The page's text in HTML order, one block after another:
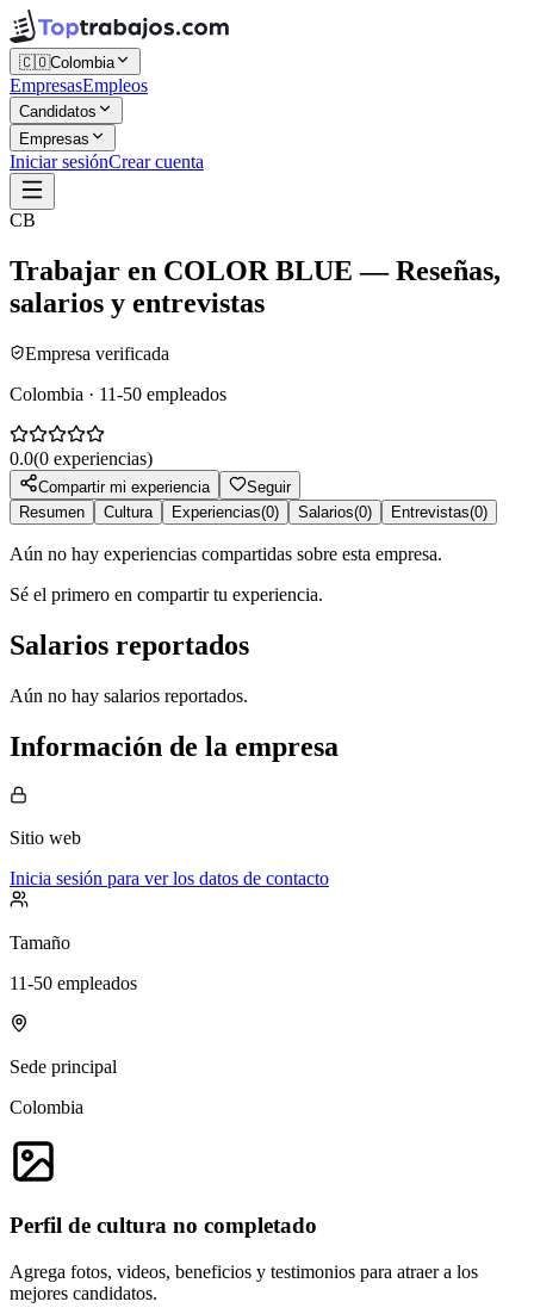
🇨🇴Colombia
EmpresasEmpleos
Candidatos
Empresas
Iniciar sesiónCrear cuenta
CB
Trabajar en COLOR BLUE — Reseñas,
salarios y entrevistas
Empresa verificada
Colombia · 11-50 empleados
0.0(0 experiencias)
Compartir mi experiencia
Seguir
Resumen
Cultura Experiencias(0) Salarios(0) Entrevistas(0)
Aún no hay experiencias compartidas sobre esta empresa.
Sé el primero en compartir tu experiencia.
Salarios reportados
Aún no hay salarios reportados.
Información de la empresa
Sitio web
Inicia sesión para ver los datos de contacto
Tamaño
11-50 empleados
Sede principal
Colombia
Perfil de cultura no completado
Agrega fotos, videos, beneficios y testimonios para atraer a los
mejores candidatos.